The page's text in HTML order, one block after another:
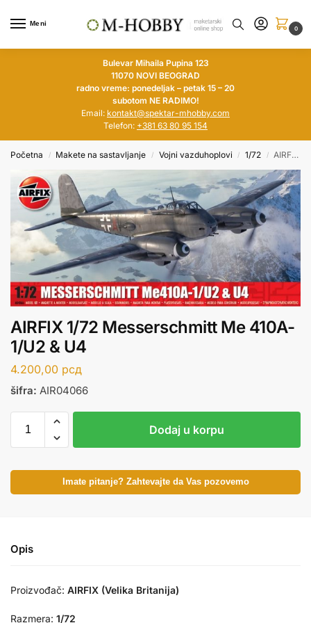
Meni
0
Bulevar Mihaila Pupina 123
11070 NOVI BEOGRAD
radno vreme: ponedeljak – petak 15 – 20
subotom NE RADIMO!
Email: kontakt@spektar-mhobby.com
Telefon: +381 63 80 95 154
Početna / Makete na sastavljanje / Vojni vazduhoplovi / 1/72 / AIRFIX 1/72 Messerschmitt Me 410A-1/U2 & U4
AIRFIX 1/72 Messerschmitt Me 410A-
1/U2 & U4
4.200,00 рсд
šifra: AIR04066
Dodaj u korpu
Imate pitanje? Zahtevajte da Vas pozovemo
Opis
Proizvođač: AIRFIX (Velika Britanija)
Razmera: 1/72